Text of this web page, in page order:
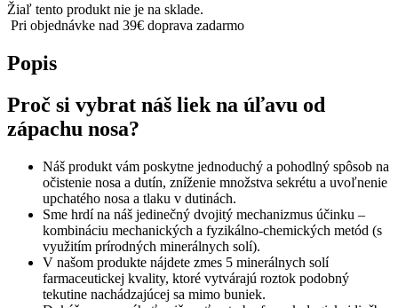
Žiaľ tento produkt nie je na sklade.
Pri objednávke nad 39€ doprava zadarmo
Popis
Proč si vybrat náš liek na úľavu od
zápachu nosa?
Náš produkt vám poskytne jednoduchý a pohodlný spôsob na
očistenie nosa a dutín, zníženie množstva sekrétu a uvoľnenie
upchatého nosa a tlaku v dutinách.
Sme hrdí na náš jedinečný dvojitý mechanizmus účinku –
kombináciu mechanických a fyzikálno-chemických metód (s
využitím prírodných minerálnych solí).
V našom produkte nájdete zmes 5 minerálnych solí
farmaceutickej kvality, ktoré vytvárajú roztok podobný
tekutine nachádzajúcej sa mimo buniek.